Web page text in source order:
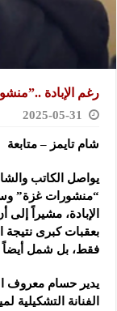
رغم الإبادة
2025-05-31
شام تايمز – متابعة
يواصل الكاتب
“منشورات غزة”
الإبادة، مشيراً
بعقبات كبرى نتيجة
فقط، بل شمل أيضاً
يدير حسام معروف
الفنانة